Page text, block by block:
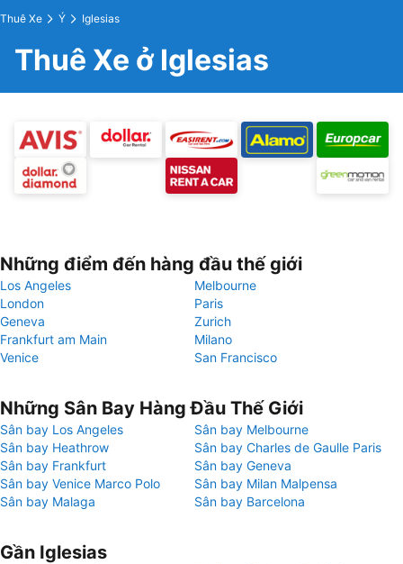
Thuê Xe Ý Iglesias
Thuê Xe ở Iglesias
Những điểm đến hàng đầu thế giới
Los Angeles
Melbourne
London
Paris
Geneva
Zurich
Frankfurt am Main
Milano
Venice
San Francisco
Những Sân Bay Hàng Đầu Thế Giới
Sân bay Los Angeles
Sân bay Melbourne
Sân bay Heathrow
Sân bay Charles de Gaulle Paris
Sân bay Frankfurt
Sân bay Geneva
Sân bay Venice Marco Polo
Sân bay Milan Malpensa
Sân bay Malaga
Sân bay Barcelona
Gần Iglesias